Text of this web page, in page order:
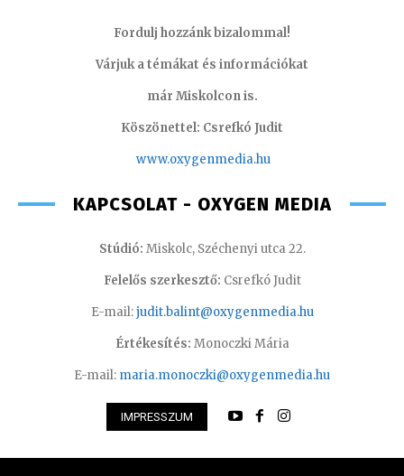
Fordulj hozzánk bizalommal!
Várjuk a témákat és információkat
már Miskolcon is.
Köszönettel: Csrefkó Judit
www.oxygenmedia.hu
KAPCSOLAT - OXYGEN MEDIA
Stúdió: Miskolc, Széchenyi utca 22.
Felelős szerkesztő: Csrefkó Judit
E-mail:judit.balint@oxygenmedia.hu
Értékesítés: Monoczki Mária
E-mail: maria.monoczki@oxygenmedia.hu
IMPRESSZUM